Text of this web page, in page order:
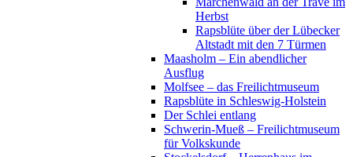
Herbst
Rapsblüte über der Lübecker
Altstadt mit den 7 Türmen
Maasholm – Ein abendlicher
Ausflug
Molfsee – das Freilichtmuseum
Rapsblüte in Schleswig-Holstein
Der Schlei entlang
Schwerin-Mueß – Freilichtmuseum
für Volkskunde